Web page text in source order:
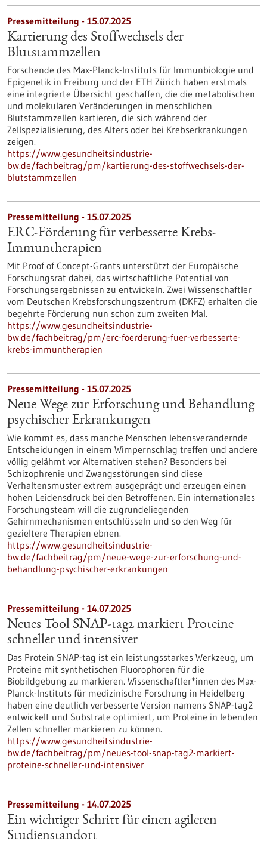
Pressemitteilung - 15.07.2025
Kartierung des Stoffwechsels der
Blutstammzellen
Forschende des Max-Planck-Instituts für Immunbiologie und
Epigenetik in Freiburg und der ETH Zürich haben erstmals
eine integrierte Übersicht geschaffen, die die metabolischen
und molekularen Veränderungen in menschlichen
Blutstammzellen kartieren, die sich während der
Zellspezialisierung, des Alters oder bei Krebserkrankungen
zeigen.
https://www.gesundheitsindustrie-
bw.de/fachbeitrag/pm/kartierung-des-stoffwechsels-der-
blutstammzellen
Pressemitteilung - 15.07.2025
ERC-Förderung für verbesserte Krebs-
Immuntherapien
Mit Proof of Concept-Grants unterstützt der Europäische
Forschungsrat dabei, das wirtschaftliche Potential von
Forschungsergebnissen zu entwickeln. Zwei Wissenschaftler
vom Deutschen Krebsforschungszentrum (DKFZ) erhalten die
begehrte Förderung nun schon zum zweiten Mal.
https://www.gesundheitsindustrie-
bw.de/fachbeitrag/pm/erc-foerderung-fuer-verbesserte-
krebs-immuntherapien
Pressemitteilung - 15.07.2025
Neue Wege zur Erforschung und Behandlung
psychischer Erkrankungen
Wie kommt es, dass manche Menschen lebensverändernde
Entscheidungen in einem Wimpernschlag treffen und andere
völlig gelähmt vor Alternativen stehen? Besonders bei
Schizophrenie und Zwangsstörungen sind diese
Verhaltensmuster extrem ausgeprägt und erzeugen einen
hohen Leidensdruck bei den Betroffenen. Ein internationales
Forschungsteam will die zugrundeliegenden
Gehirnmechanismen entschlüsseln und so den Weg für
gezieltere Therapien ebnen.
https://www.gesundheitsindustrie-
bw.de/fachbeitrag/pm/neue-wege-zur-erforschung-und-
behandlung-psychischer-erkrankungen
Pressemitteilung - 14.07.2025
Neues Tool SNAP-tag2 markiert Proteine
schneller und intensiver
Das Protein SNAP-tag ist ein leistungsstarkes Werkzeug, um
Proteine mit synthetischen Fluorophoren für die
Biobildgebung zu markieren. Wissenschaftler*innen des Max-
Planck-Instituts für medizinische Forschung in Heidelberg
haben eine deutlich verbesserte Version namens SNAP-tag2
entwickelt und Substrate optimiert, um Proteine in lebenden
Zellen schneller markieren zu können.
https://www.gesundheitsindustrie-
bw.de/fachbeitrag/pm/neues-tool-snap-tag2-markiert-
proteine-schneller-und-intensiver
Pressemitteilung - 14.07.2025
Ein wichtiger Schritt für einen agileren
Studienstandort